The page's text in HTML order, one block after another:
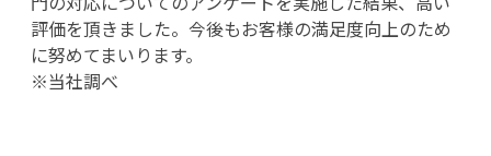
評価を頂きました。今後もお客様の満足度向上のため
に努めてまいります。
※当社調べ